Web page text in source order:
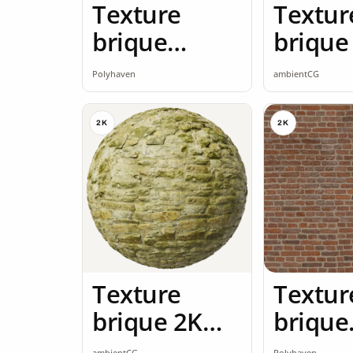
Texture
brique
brique rouge
2K
Polyhaven
brique
ambientCG
2K
Texture
brique 2K
2K
brique